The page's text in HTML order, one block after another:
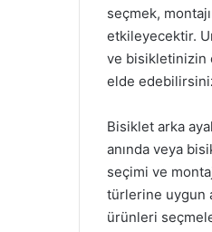
seçmek,
etkileyecektir.
ve bisikletinizin
elde
Bisiklet arka
anında veya
seçimi ve
türlerine uygun
ürünleri